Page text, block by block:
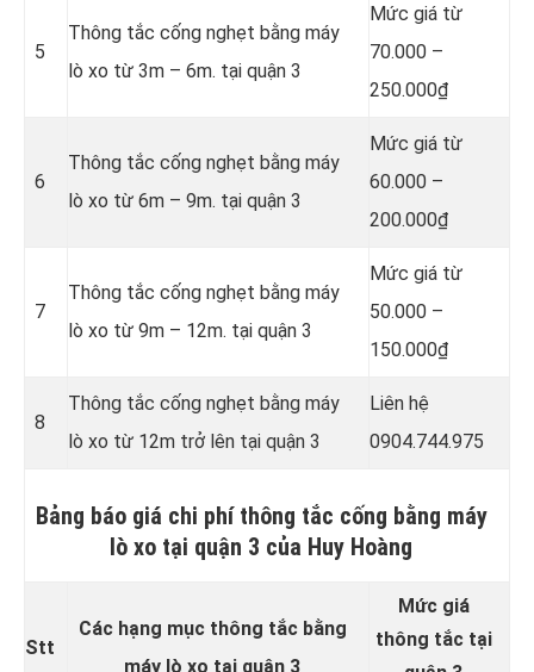
5
Thông tắc cống nghẹt bằng máy
lò xo từ 3m – 6m. tại quận 3
Mức giá từ
70.000 –
250.000₫
6
Thông tắc cống nghẹt bằng máy
lò xo từ 6m – 9m. tại quận 3
Mức giá từ
60.000 –
200.000₫
7
Thông tắc cống nghẹt bằng máy
lò xo từ 9m – 12m. tại quận 3
Mức giá từ
50.000 –
150.000₫
8
Thông tắc cống nghẹt bằng máy
lò xo từ 12m trở lên tại quận 3
Liên hệ
0904.744.975
Bảng báo giá chi phí thông tắc cống bằng máy
lò xo tại quận 3 của Huy Hoàng
Stt
Các hạng mục thông tắc bằng
máy lò xo tại quận 3
Mức giá
thông tắc tại